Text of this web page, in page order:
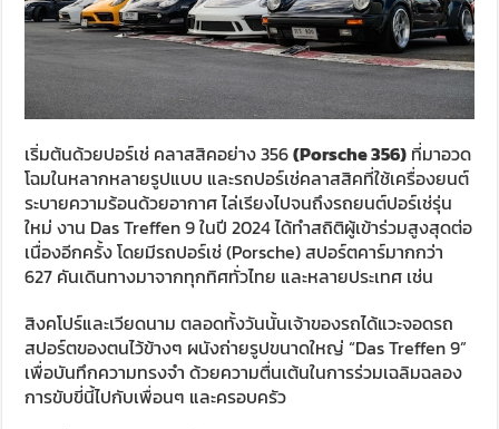
เริ่มต้นด้วยปอร์เช่ คลาสสิคอย่าง 356(Porsche 356) ที่มาอวด
โฉมในหลากหลายรูปแบบ และรถปอร์เช่คลาสสิคที่ใช้เครื่องยนต์
ระบายความร้อนด้วยอากาศ ไล่เรียงไปจนถึงรถยนต์ปอร์เช่รุ่น
ใหม่ งาน Das Treffen 9 ในปี 2024 ได้ทำสถิติผู้เข้าร่วมสูงสุดต่อ
เนื่องอีกครั้ง โดยมีรถปอร์เช่ (Porsche) สปอร์ตคาร์มากกว่า
627 คันเดินทางมาจากทุกทิศทั่วไทย และหลายประเทศ เช่น
สิงคโปร์และเวียดนาม ตลอดทั้งวันนั้นเจ้าของรถได้แวะจอดรถ
สปอร์ตของตนไว้ข้างๆ ผนังถ่ายรูปขนาดใหญ่ “Das Treffen 9”
เพื่อบันทึกความทรงจำ ด้วยความตื่นเต้นในการร่วมเฉลิมฉลอง
การขับขี่นี้ไปกับเพื่อนๆ และครอบครัว